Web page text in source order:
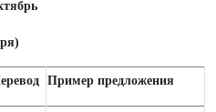
Пример предложения